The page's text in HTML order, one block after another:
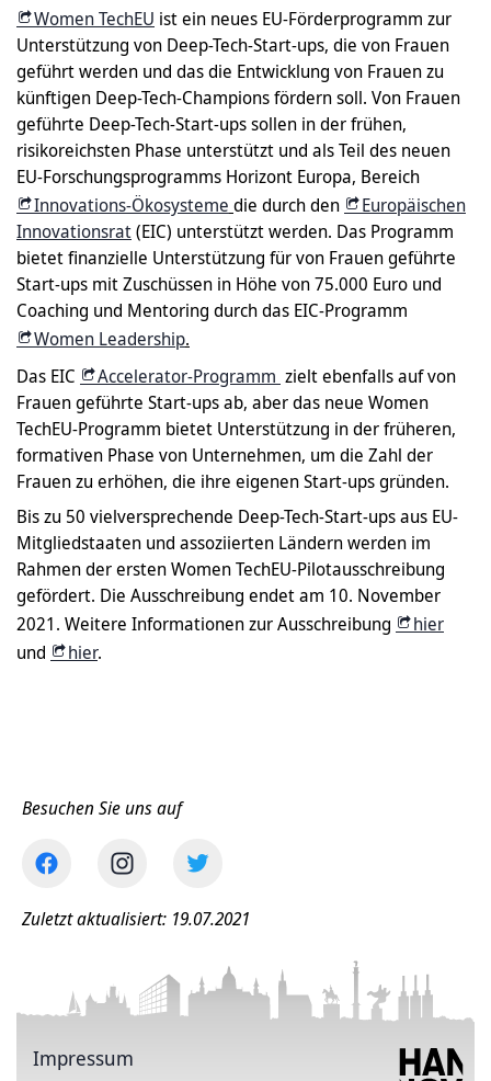
Women TechEU istein neues EU-Förderprogramm zur
Unterstützung von Deep-Tech-Start-ups, die von Frauen
geführt werden und das die Entwicklung von Frauen zu
künftigen Deep-Tech-Champions fördern soll. Von Frauen
geführte Deep-Tech-Start-ups sollen in der frühen,
risikoreichsten Phase unterstützt und als Teil des neuen
EU-Forschungsprogramms Horizont Europa, Bereich
Innovations-Ökosysteme die durch den
Europäischen
Innovationsrat(EIC) unterstützt werden. Das Programm
bietet finanzielle Unterstützung für von Frauen geführte
Start-ups mit Zuschüssen in Höhe von 75.000 Euro und
Coaching und Mentoring durch das EIC-Programm
Women Leadership.
Das EIC
Accelerator-Programm zielt ebenfalls auf von
Frauen geführte Start-ups ab, aber das neue Women
TechEU-Programm bietet Unterstützung in der früheren,
formativen Phase von Unternehmen, um die Zahl der
Frauen zu erhöhen, die ihre eigenen Start-ups gründen.
Bis zu 50 vielversprechende Deep-Tech-Start-ups aus EU-
Mitgliedstaaten und assoziierten Ländern werden im
Rahmen der ersten Women TechEU-Pilotausschreibung
gefördert. Die Ausschreibung endet am 10. November
2021. Weitere Informationen zur Ausschreibung
hier
und
hier.
Besuchen Sie uns auf
Zuletzt aktualisiert: 19.07.2021
Impressum